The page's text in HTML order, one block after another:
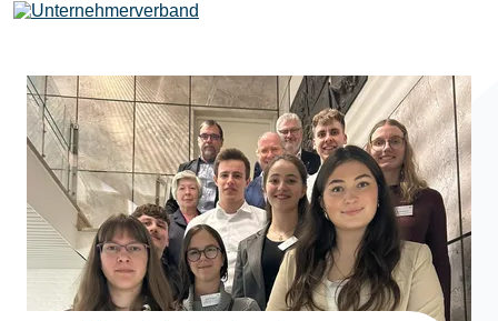
Leistungen
Mitglieder
[uv]campus | Seminare